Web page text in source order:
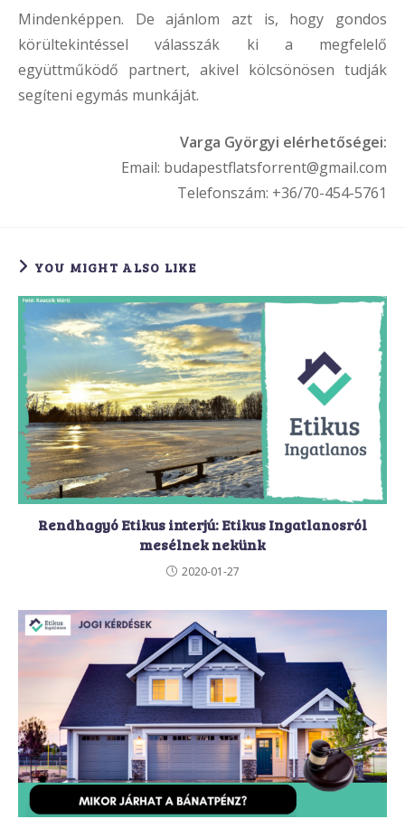
Mindenképpen. De ajánlom azt is, hogy gondos
körültekintéssel válasszák ki a megfelelő
együttműködő partnert, akivel kölcsönösen tudják
segíteni egymás munkáját.
Varga Györgyi elérhetőségei:
Email: budapestflatsforrent@gmail.com
Telefonszám: +36/70-454-5761
YOU MIGHT ALSO LIKE
Rendhagyó Etikus interjú: Etikus Ingatlanosról
mesélnek nekünk
2020-01-27